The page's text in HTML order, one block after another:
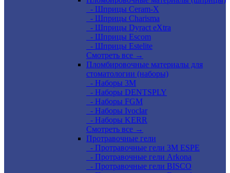
- Шприцы Ceram-X
- Шприцы Charisma
- Шприцы Dyract eXtra
- Шприцы Escom
- Шприцы Estelite
Смотреть все →
Пломбировочные материалы для
стоматологии (наборы)
- Наборы 3М
- Наборы DENTSPLY
- Наборы FGM
- Наборы Ivoclar
- Наборы KERR
Смотреть все →
Протравочные гели
- Протравочные гели 3М ESPE
- Протравочные гели Arkona
- Протравочные гели BISCO